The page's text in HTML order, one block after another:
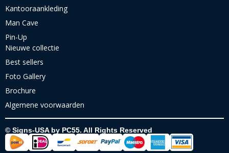
Kantooraankleding
Man Cave
Pin-Up
Nieuwe collectie
Best sellers
Foto Gallery
Brochure
Algemene voorwaarden
© Signs-USA by PC55. All Rights Reserved